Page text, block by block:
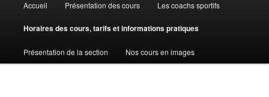
principal
Accueil Présentation des cours Les coachs sportifs
Horaires des cours, tarifs et informations pratiques
Présentation de la section Nos cours en images